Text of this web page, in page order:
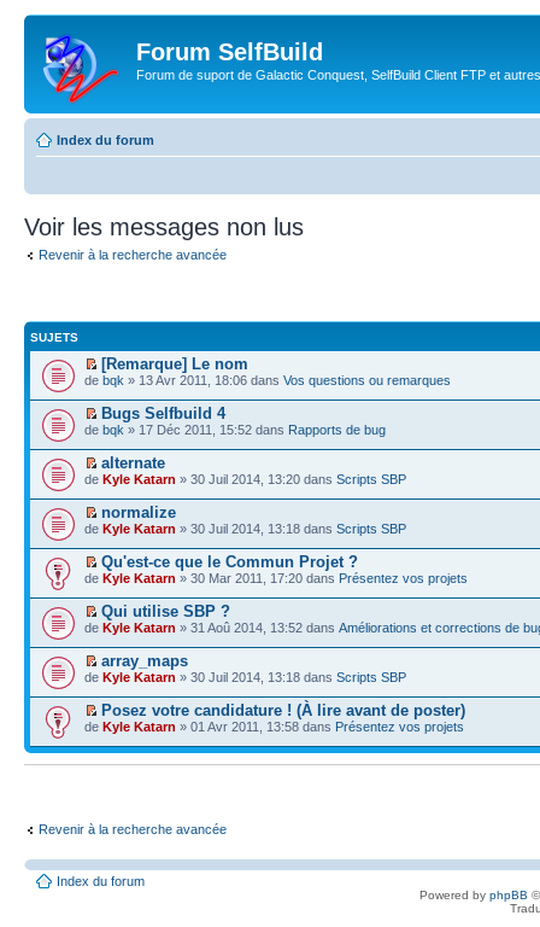
Forum SelfBuild
Forum de suport de Galactic Conquest, SelfBuild Client FTP et
Index du forum
Voir les messages non lus
Revenir à la recherche avancée
SUJETS
[Remarque] Le nom
de bqk » 13 Avr 2011, 18:06 dans Vos questions ou remarques
Bugs Selfbuild 4
de bqk » 17 Déc 2011, 15:52 dans Rapports de bug
alternate
de Kyle Katarn » 30 Juil 2014, 13:20 dans Scripts SBP
normalize
de Kyle Katarn » 30 Juil 2014, 13:18 dans Scripts SBP
Qu'est-ce que le Commun Projet ?
de Kyle Katarn » 30 Mar 2011, 17:20 dans Présentez vos projets
Qui utilise SBP ?
de Kyle Katarn » 31 Aoû 2014, 13:52 dans Améliorations et corrections de
array_maps
de Kyle Katarn » 30 Juil 2014, 13:18 dans Scripts SBP
Posez votre candidature ! (À lire avant de poster)
de Kyle Katarn » 01 Avr 2011, 13:58 dans Présentez vos projets
Revenir à la recherche avancée
Index du forum
Powered by phpBB